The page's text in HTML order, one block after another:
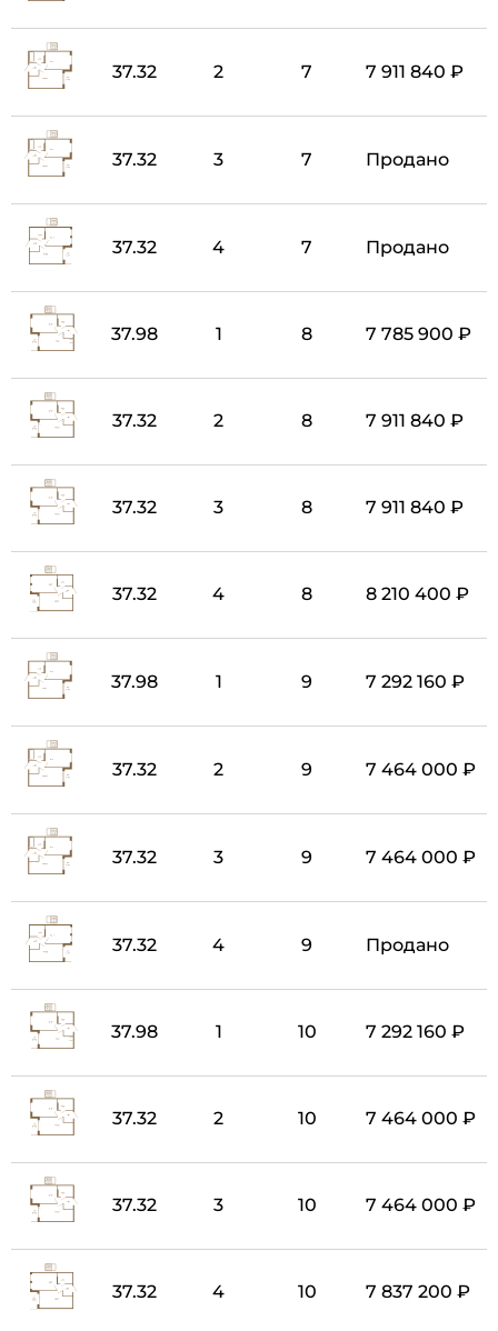
37.32 2 7 7 911 840 ₽
37.32 3 7 Продано
37.32 4 7 Продано
37.98 1 8 7 785 900 ₽
37.32 2 8 7 911 840 ₽
37.32 3 8 7 911 840 ₽
37.32 4 8 8 210 400 ₽
37.98 1 9 7 292 160 ₽
37.32 2 9 7 464 000 ₽
37.32 3 9 7 464 000 ₽
37.32 4 9 Продано
37.98 1 10 7 292 160 ₽
37.32 2 10 7 464 000 ₽
37.32 3 10 7 464 000 ₽
37.32 4 10 7 837 200 ₽